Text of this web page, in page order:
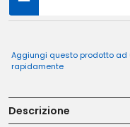
Aggiungi questo prodotto ad
rapidamente
Descrizione